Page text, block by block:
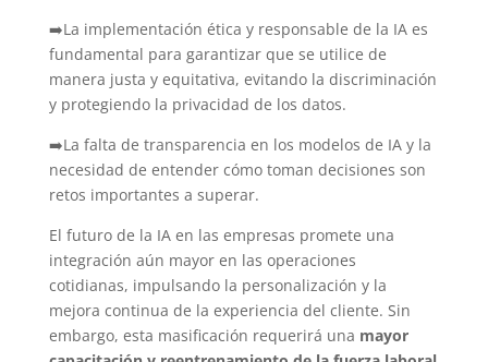
➡️La implementación ética y responsable de la IA es
fundamental para garantizar que se utilice de
manera justa y equitativa, evitando la discriminación
y protegiendo la privacidad de los datos.
➡️La falta de transparencia en los modelos de IA y la
necesidad de entender cómo toman decisiones son
retos importantes a superar.
El futuro de la IA en las empresas promete una
integración aún mayor en las operaciones
cotidianas, impulsando la personalización y la
mejora continua de la experiencia del cliente. Sin
embargo, esta masificación requerirá una mayor